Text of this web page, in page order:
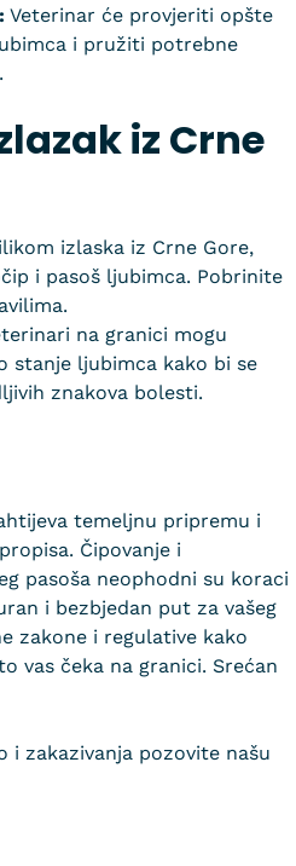
Veterinar će provjeriti opšte
i pružiti potrebne
iz Crne
izlaska iz Crne Gore,
i pasoš ljubimca. Pobrinite
na granici mogu
stanje ljubimca kako bi se
znakova bolesti.
temeljnu pripremu i
Čipovanje i
pasoša neophodni su koraci
i bezbjedan put za vašeg
zakone i regulative kako
vas čeka na granici. Srećan
i zakazivanja pozovite našu